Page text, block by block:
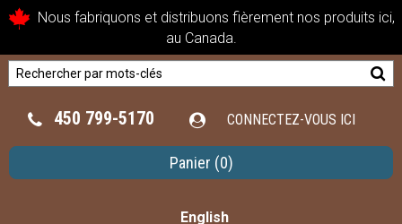
Nous fabriquons et distribuons fièrement nos produits ici,
au Canada.
450 799-5170 CONNECTEZ-VOUS ICI
Panier (0)
English